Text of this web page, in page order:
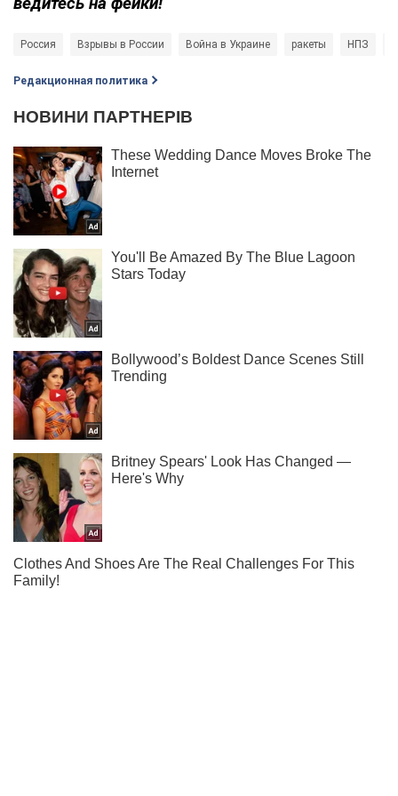
Россия Взрывы в России Война в Украине ракеты НПЗ
Редакционная политика